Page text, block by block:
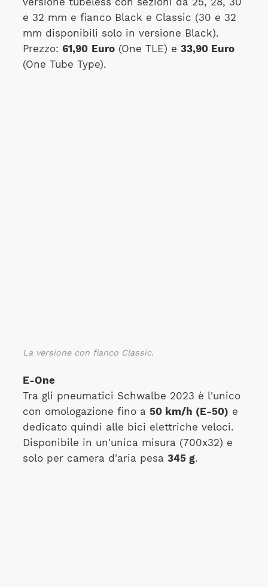
e 32 mm e fianco Black e Classic (30 e 32
mm disponibili solo in versione Black).
Prezzo: 61,90 Euro(One TLE) e 33,90 Euro
(One Tube Type).
La versione con fianco Classic.
E-One
Tra gli pneumatici Schwalbe 2023 è l'unico
con omologazione fino a 50 km/h (E-50) e
dedicato quindi alle bici elettriche veloci.
Disponibile in un'unica misura (700x32) e
solo per camera d'aria pesa 345 g.